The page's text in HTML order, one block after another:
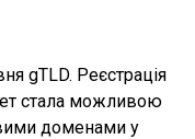
gTLD. Реєстрація
стала можливою
доменами у